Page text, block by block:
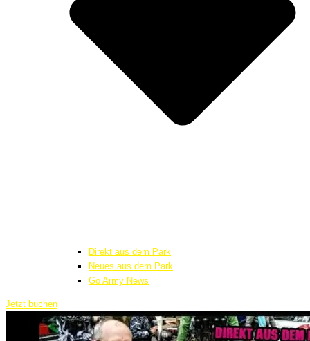
Direkt aus dem Park
Neues aus dem Park
Go Army News
Jetzt buchen